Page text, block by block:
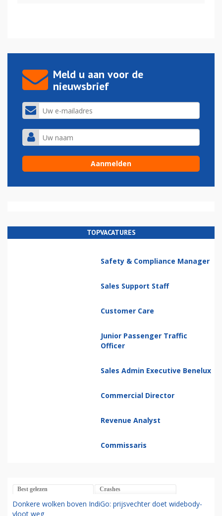
Meld u aan voor de
nieuwsbrief
TOPVACATURES
Safety & Compliance Manager
Officer
Sales Admin Executive Benelux